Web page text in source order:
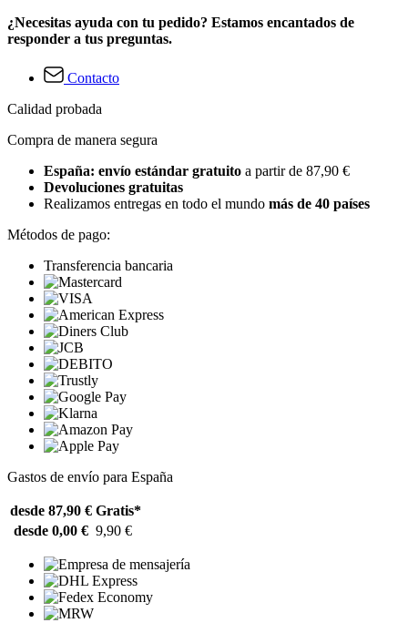
¿Necesitas ayuda con tu pedido? Estamos encantados de
responder a tus preguntas.
Contacto
Calidad probada
Compra de manera segura
España: envío estándar gratuito a partir de 87,90 €
Devoluciones gratuitas
Realizamos entregas en todo el mundo más de 40 países
Métodos de pago:
Transferencia bancaria
Gastos de envío para España
desde 87,90 € Gratis*
desde 0,00 € 9,90 €